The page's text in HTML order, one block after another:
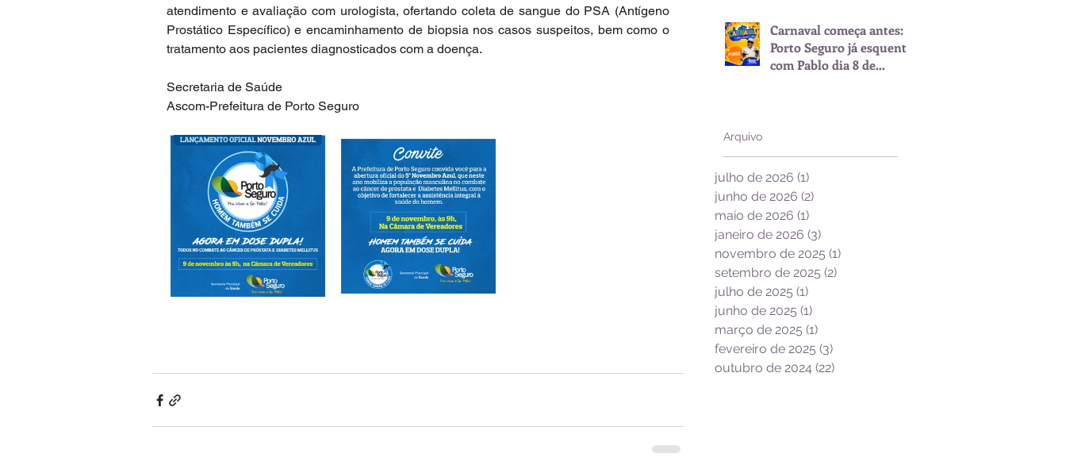
atendimento e avaliação com urologista, ofertando coleta de sangue do PSA (Antígeno
Prostático Específico) e encaminhamento de biopsia nos casos suspeitos, bem como o
tratamento aos pacientes diagnosticados com a doença.
Secretaria de Saúde
Ascom-Prefeitura de Porto Seguro
Carnaval começa antes:
Porto Seguro já esquenta
com Pablo dia 8 de
Arquivo
julho de 2026 (1)
junho de 2026 (2)
maio de 2026 (1)
janeiro de 2026 (3)
novembro de 2025 (1)
setembro de 2025 (2)
julho de 2025 (1)
junho de 2025 (1)
março de 2025 (1)
fevereiro de 2025 (3)
outubro de 2024 (22)